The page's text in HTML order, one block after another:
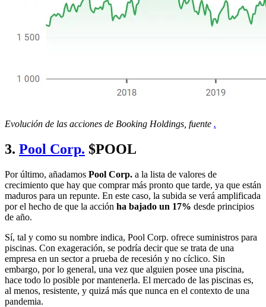
Evolución de las acciones de Booking Holdings, fuente .
3. Pool Corp. $POOL
Por último, añadamos Pool Corp. a la lista de valores de
crecimiento que hay que comprar más pronto que tarde, ya que están
maduros para un repunte. En este caso, la subida se verá amplificada
por el hecho de que la acción ha bajado un 17% desde principios
de año.
Sí, tal y como su nombre indica, Pool Corp. ofrece suministros para
piscinas. Con exageración, se podría decir que se trata de una
empresa en un sector a prueba de recesión y no cíclico. Sin
embargo, por lo general, una vez que alguien posee una piscina,
hace todo lo posible por mantenerla. El mercado de las piscinas es,
al menos, resistente, y quizá más que nunca en el contexto de una
pandemia.